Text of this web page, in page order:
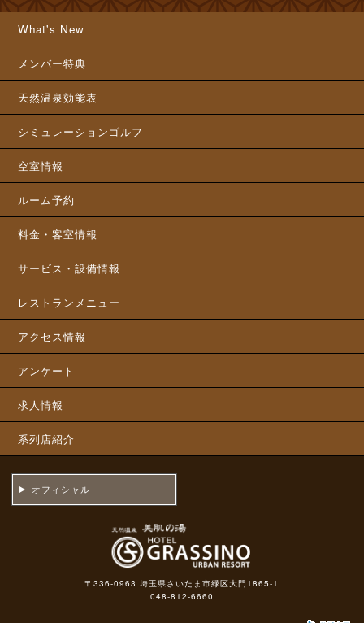
What's New
メンバー特典
天然温泉効能表
シミュレーションゴルフ
空室情報
ルーム予約
料金・客室情報
サービス・設備情報
レストランメニュー
アクセス情報
アンケート
求人情報
系列店紹介
オフィシャル
〒336-0963 埼玉県さいたま市緑区大門1865-1
048-812-6660